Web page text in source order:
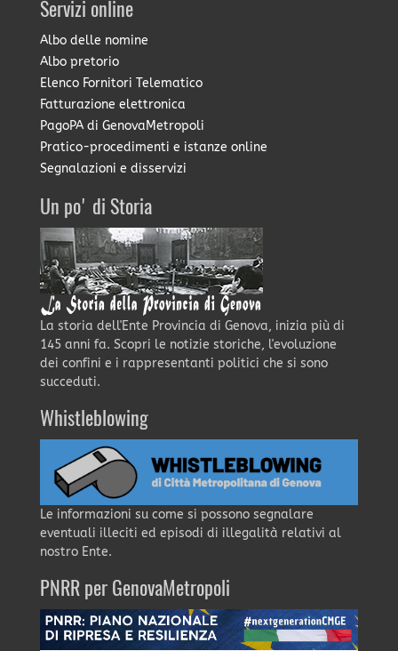
Servizi online
Albo delle nomine
Albo pretorio
Elenco Fornitori Telematico
Fatturazione elettronica
PagoPA di GenovaMetropoli
Pratico-procedimenti e istanze online
Segnalazioni e disservizi
Un po' di Storia
La storia dell'Ente Provincia di Genova, inizia più di
145 anni fa. Scopri le notizie storiche, l'evoluzione
dei confini e i rappresentanti politici che si sono
succeduti.
Whistleblowing
Le informazioni su come si possono segnalare
eventuali illeciti ed episodi di illegalità relativi al
nostro Ente.
PNRR per GenovaMetropoli